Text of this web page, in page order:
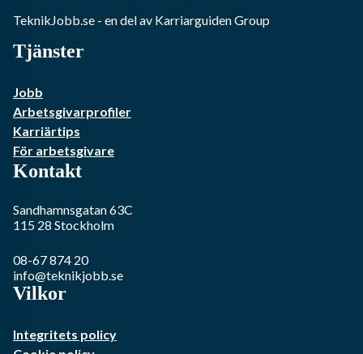
TeknikJobb.se - en del av Karriarguiden Group
Tjänster
Jobb
Arbetsgivarprofiler
Karriärtips
För arbetsgivare
Kontakt
Sandhamnsgatan 63C
115 28 Stockholm
08-67 874 20
info@teknikjobb.se
Vilkor
Integritets policy